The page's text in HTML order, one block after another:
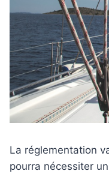
La réglementation
pourra nécessiter